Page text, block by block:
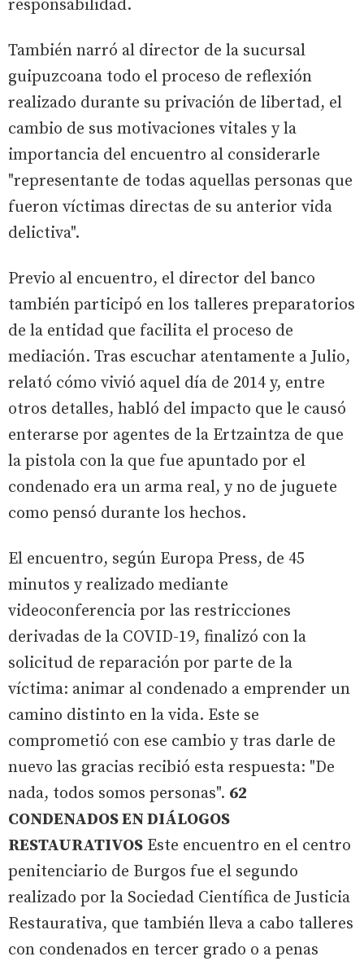
responsabilidad.
También narró al director de la sucursal
guipuzcoana todo el proceso de reflexión
realizado durante su privación de libertad, el
cambio de sus motivaciones vitales y la
importancia del encuentro al considerarle
"representante de todas aquellas personas que
fueron víctimas directas de su anterior vida
delictiva".
Previo al encuentro, el director del banco
también participó en los talleres preparatorios
de la entidad que facilita el proceso de
mediación. Tras escuchar atentamente a Julio,
relató cómo vivió aquel día de 2014 y, entre
otros detalles, habló del impacto que le causó
enterarse por agentes de la Ertzaintza de que
la pistola con la que fue apuntado por el
condenado era un arma real, y no de juguete
como pensó durante los hechos.
El encuentro, según Europa Press, de 45
minutos y realizado mediante
videoconferencia por las restricciones
derivadas de la COVID-19, finalizó con la
solicitud de reparación por parte de la
víctima: animar al condenado a emprender un
camino distinto en la vida. Este se
comprometió con ese cambio y tras darle de
nuevo las gracias recibió esta respuesta: "De
nada, todos somos personas". 62
CONDENADOS EN DIÁLOGOS
RESTAURATIVOS Este encuentro en el centro
penitenciario de Burgos fue el segundo
realizado por la Sociedad Científica de Justicia
Restaurativa, que también lleva a cabo talleres
con condenados en tercer grado o a penas